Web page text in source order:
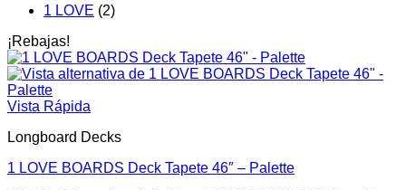
1 LOVE (2)
¡Rebajas!
Vista Rápida
Longboard Decks
1 LOVE BOARDS Deck Tapete 46″ – Palette